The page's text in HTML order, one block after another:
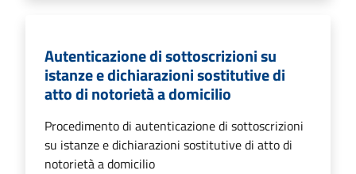
Autenticazione di sottoscrizioni su
istanze e dichiarazioni sostitutive di
atto di notorietà a domicilio
Procedimento di autenticazione di sottoscrizioni
su istanze e dichiarazioni sostitutive di atto di
notorietà a domicilio